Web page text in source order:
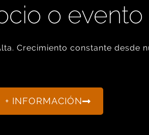
o evento
Crecimiento constante desde
+ INFORMACIÓN